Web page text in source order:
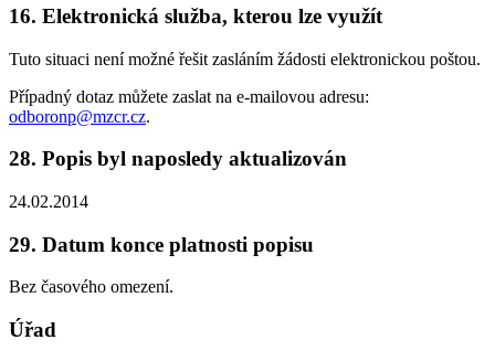
16. Elektronická služba, kterou lze využít
Tuto situaci není možné řešit zasláním žádosti elektronickou poštou.
Případný dotaz můžete zaslat na e-mailovou adresu:
odboronp@mzcr.cz.
28. Popis byl naposledy aktualizován
24.02.2014
29. Datum konce platnosti popisu
Bez časového omezení.
Úřad